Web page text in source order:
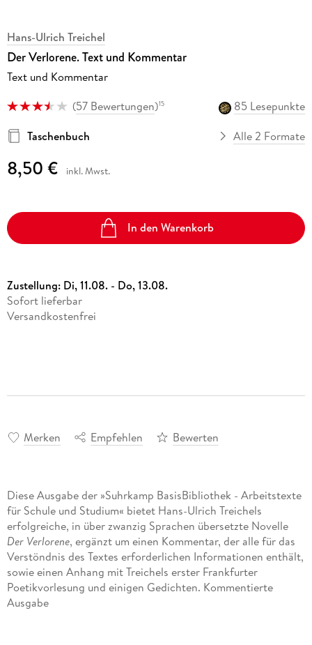
Hans-Ulrich Treichel
Der Verlorene. Text und Kommentar
Text und Kommentar
(57 Bewertungen)15
85 Lesepunkte
Taschenbuch
Alle 2 Formate
8,50 € inkl. Mwst.
In den Warenkorb
Zustellung: Di, 11.08. - Do, 13.08.
Sofort lieferbar
Versandkostenfrei
Merken Empfehlen Bewerten
Diese Ausgabe der »Suhrkamp BasisBibliothek - Arbeitstexte
für Schule und Studium« bietet Hans-Ulrich Treichels
erfolgreiche, in über zwanzig Sprachen übersetzte Novelle
Der Verlorene, ergänzt um einen Kommentar, der alle für das
Verstöndnis des Textes erforderlichen Informationen enthält,
sowie einen Anhang mit Treichels erster Frankfurter
Poetikvorlesung und einigen Gedichten. Kommentierte
Ausgabe